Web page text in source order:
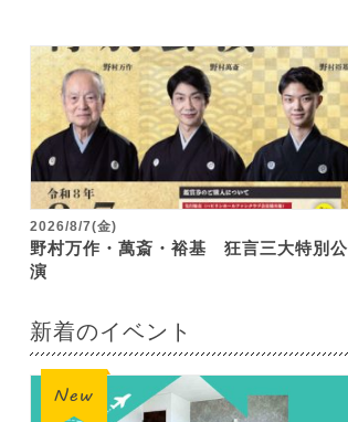
2026/8/7(金)
野村万作・萬斎・裕基 狂言三大特別公
演
新着のイベント